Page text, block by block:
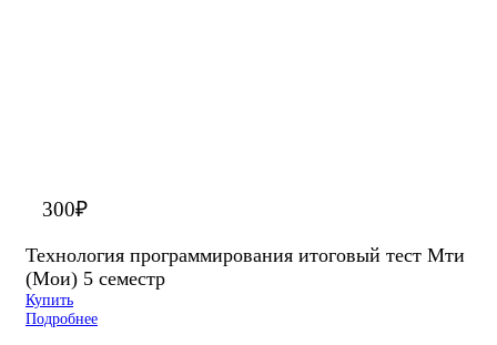
300₽
Технология программирования итоговый тест Мти
(Мои) 5 семестр
Купить
Подробнее